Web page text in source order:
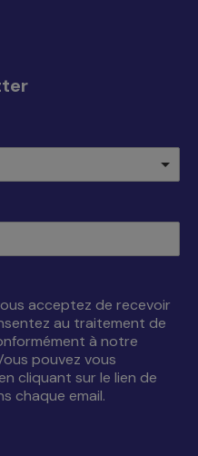
acceptez de recevoir
au traitement de
à notre
pouvez vous
cliquant sur le lien de
chaque email.